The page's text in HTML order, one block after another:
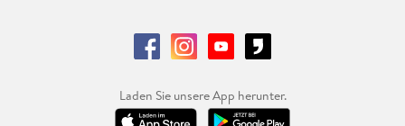
Laden Sie unsere App herunter.